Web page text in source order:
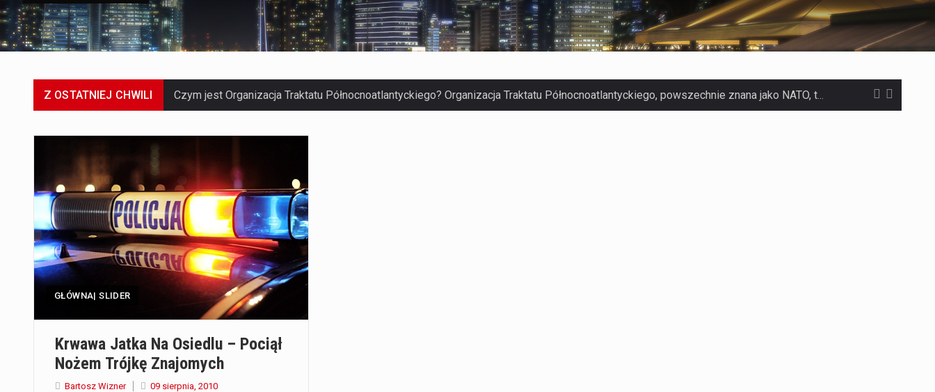
Z OSTATNIEJ CHWILI Czym jest Organizacja Traktatu Północnoatlantyckiego? Organizacja Traktatu Północnoatlantyckiego, powszechnie znana jako NATO, to międzynarodowy sojusz polityczno-wojskowy, który powstał 4 kwietnia 1949 roku. Został założony przez…
GŁÓWNA| SLIDER
Krwawa Jatka Na Osiedlu – Pociął
Nożem Trójkę Znajomych
Bartosz Wizner 09 sierpnia, 2010